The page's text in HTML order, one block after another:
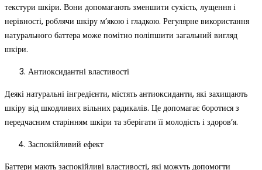
текстури шкіри. Вони допомагають зменшити сухість, лущення і
нерівності, роблячи шкіру м’якою і гладкою. Регулярне використання
натурального баттера може помітно поліпшити загальний вигляд
шкіри.
Антиоксидантні властивості
Деякі натуральні інгредієнти, містять антиоксиданти, які захищають
шкіру від шкодливих вільних радикалів. Це допомагає боротися з
передчасним старінням шкіри та зберігати її молодість і здоров’я.
Заспокійливий ефект
Баттери мають заспокійливі властивості, які можуть допомогти